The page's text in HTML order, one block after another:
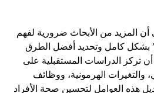
أن المزيد من الأبحاث ضرورية لفهم
بشكل كامل وتحديد أفضل الطرق
أن تركز الدراسات المستقبلية على
والتغيرات الهرمونية، ووظائف
هذه العوامل لتحسين صحة الأفراد